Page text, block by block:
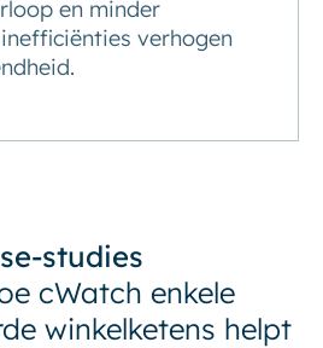
en minder
verhogen
studies
cWatch enkele
winkelketens helpt